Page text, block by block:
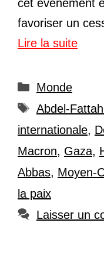
cet événement
favoriser un
Lire la suite
Catégories
Monde
Étiquettes
Abdel-
internationale,
Macron, Gaza,
Abbas, Moyen-
la paix
Laisser un